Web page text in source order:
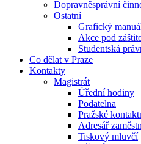
Dopravněsprávní
Ostatní
Grafický
Akce pod
Studentská
Co dělat v Praze
Kontakty
Magistrát
Úřední hodiny
Podatelna
Pražské
Adresář
Tiskový mluvčí